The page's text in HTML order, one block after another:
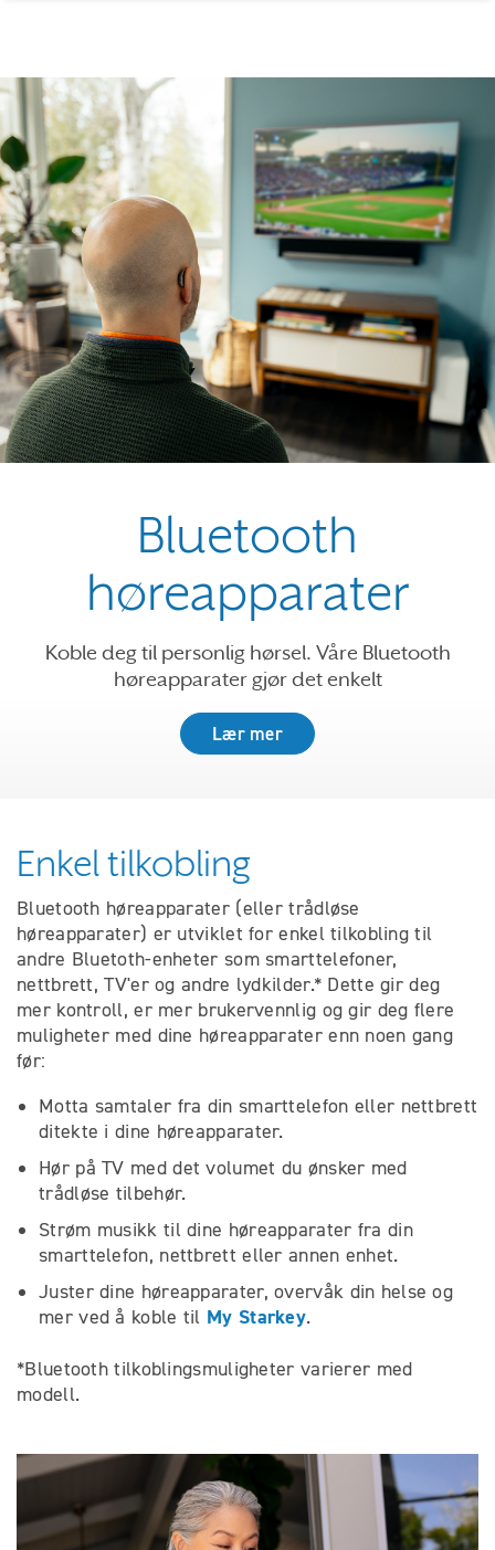
Bluetooth
høreapparater
Koble deg til personlig hørsel. Våre Bluetooth
høreapparater gjør det enkelt
Lær mer
Enkel tilkobling
Bluetooth høreapparater (eller trådløse
høreapparater) er utviklet for enkel tilkobling til
andre Bluetoth-enheter som smarttelefoner,
nettbrett, TV'er og andre lydkilder.* Dette gir deg
mer kontroll, er mer brukervennlig og gir deg flere
muligheter med dine høreapparater enn noen gang
før:
Motta samtaler fra din smarttelefon eller nettbrett
ditekte i dine høreapparater.
Hør på TV med det volumet du ønsker med
trådløse tilbehør.
Strøm musikk til dine høreapparater fra din
smarttelefon, nettbrett eller annen enhet.
Juster dine høreapparater, overvåk din helse og
mer ved å koble til My Starkey.
*Bluetooth tilkoblingsmuligheter varierer med
modell.